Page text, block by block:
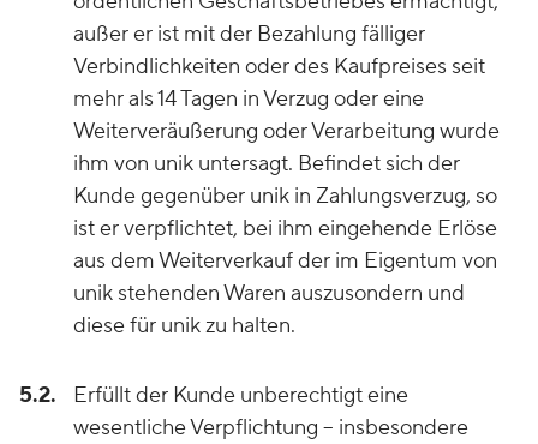
außer er ist mit der Bezahlung fälliger
Verbindlichkeiten oder des Kaufpreises seit
mehr als 14 Tagen in Verzug oder eine
Weiterveräußerung oder Verarbeitung wurde
ihm von unik untersagt. Befindet sich der
Kunde gegenüber unik in Zahlungsverzug, so
ist er verpflichtet, bei ihm eingehende Erlöse
aus dem Weiterverkauf der im Eigentum von
unik stehenden Waren auszusondern und
diese für unik zu halten.
5.2.
Erfüllt der Kunde unberechtigt eine
wesentliche Verpflichtung – insbesondere